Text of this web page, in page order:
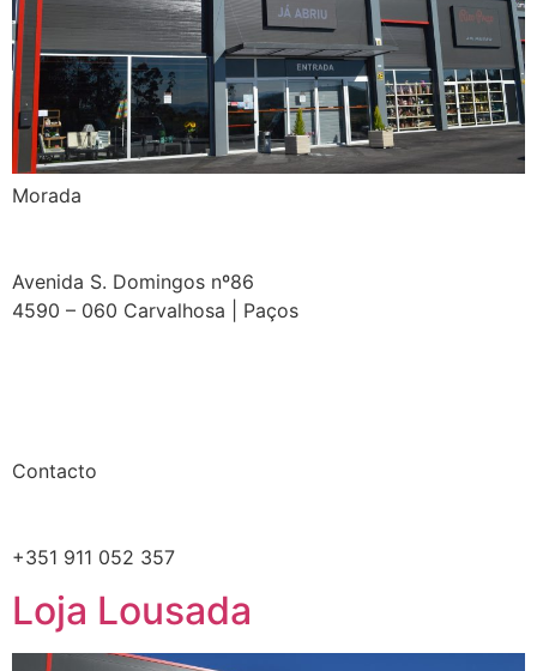
Morada
Avenida S. Domingos nº86
4590 – 060 Carvalhosa | Paços
Contacto
+351 911 052 357
Loja Lousada